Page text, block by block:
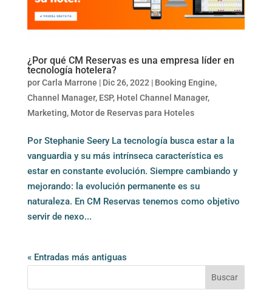
¿Por qué CM Reservas es una empresa líder en
tecnología hotelera?
porCarla Marrone | Dic 26, 2022| Booking Engine,
Channel Manager, ESP, Hotel Channel Manager,
Marketing, Motor de Reservas para Hoteles
Por Stephanie Seery La tecnología busca estar a la
vanguardia y su más intrínseca característica es
estar en constante evolución. Siempre cambiando y
mejorando: la evolución permanente es su
naturaleza. En CM Reservas tenemos como objetivo
servir de nexo...
« Entradas más antiguas
Buscar